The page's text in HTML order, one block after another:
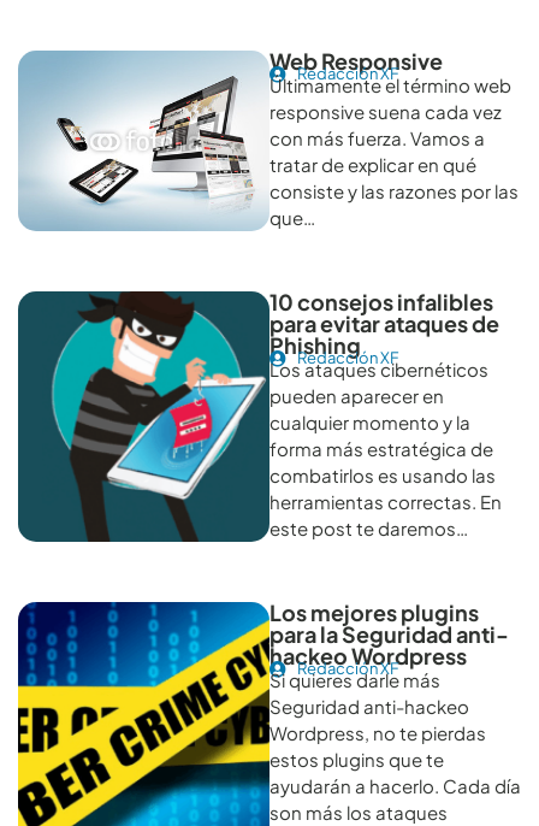
Web Responsive
Redacción XF
Últimamente el término web
responsive suena cada vez
con más fuerza. Vamos a
tratar de explicar en qué
consiste y las razones por las
que…
10 consejos infalibles
para evitar ataques de
Phishing
Redacción XF
Los ataques cibernéticos
pueden aparecer en
cualquier momento y la
forma más estratégica de
combatirlos es usando las
herramientas correctas. En
este post te daremos…
Los mejores plugins
para la Seguridad anti-
hackeo Wordpress
Redacción XF
Si quieres darle más
Seguridad anti-hackeo
Wordpress, no te pierdas
estos plugins que te
ayudarán a hacerlo. Cada día
son más los ataques